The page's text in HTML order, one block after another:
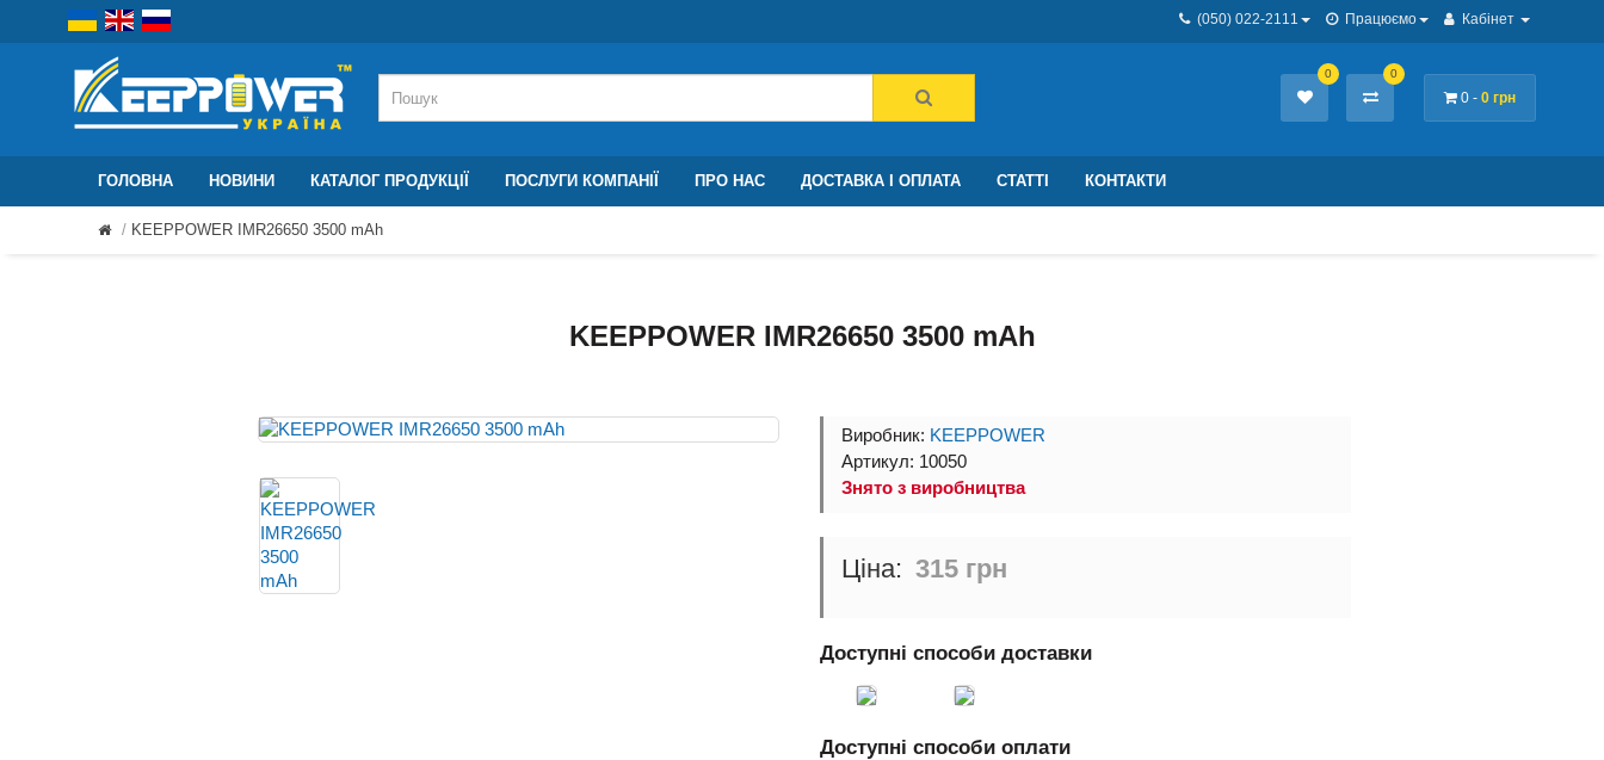
(050) 022-2111 Працюємо Кабінет
0 - 0 грн
0 0
ГОЛОВНА НОВИНИ КАТАЛОГ ПРОДУКЦІЇ ПОСЛУГИ КОМПАНІЇ ПРО НАС ДОСТАВКА І ОПЛАТА СТАТТІ КОНТАКТИ
KEEPPOWER IMR26650 3500 mAh
KEEPPOWER IMR26650 3500 mAh
Виробник: KEEPPOWER
Артикул: 10050
Знято з виробництва
315 грн
Доступні способи доставки
Доступні способи оплати